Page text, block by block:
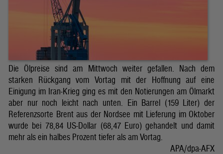
Die Ölpreise sind am Mittwoch weiter gefallen. Nach dem
starken Rückgang vom Vortag mit der Hoffnung auf eine
Einigung im Iran-Krieg ging es mit den Notierungen am Ölmarkt
aber nur noch leicht nach unten. Ein Barrel (159 Liter) der
Referenzsorte Brent aus der Nordsee mit Lieferung im Oktober
wurde bei 78,84 US-Dollar (68,47 Euro) gehandelt und damit
mehr als ein halbes Prozent tiefer als am Vortag.
APA/dpa-AFX